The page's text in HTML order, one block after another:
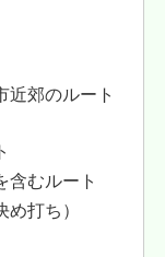
郊のルート
むルート
打ち）